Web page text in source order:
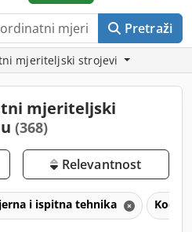
Pretraži
mjeriteljski strojevi
mjeriteljski
(368)
Relevantnost
i ispitna tehnika